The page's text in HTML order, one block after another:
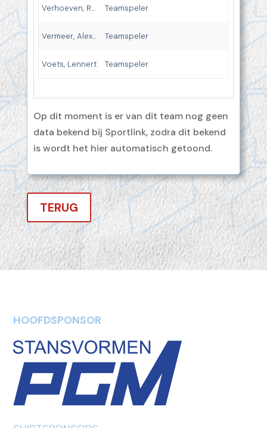
Verhoeven, Ramon Teamspeler
Vermeer, Alexander Teamspeler
Voets, Lennert Teamspeler
Op dit moment is er van dit team nog geen
data bekend bij Sportlink, zodra dit bekend
is wordt het hier automatisch getoond.
TERUG
HOOFDSPONSOR